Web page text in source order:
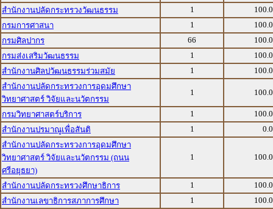
สำนักงานปลัดกระทรวงวัฒนธรรม
1
กรมการศาสนา
1
กรมศิลปากร
66
กรมส่งเสริมวัฒนธรรม
1
สำนักงานศิลปวัฒนธรรมร่วมสมัย
1
สำนักงานปลัดกระทรวงการอุดมศึกษา
วิทยาศาสตร์ วิจัยและนวัตกรรม
1
กรมวิทยาศาสตร์บริการ 1
สำนักงานปรมาณูเพื่อสันติ
1
สำนักงานปลัดกระทรวงการอุดมศึกษา
วิทยาศาสตร์ วิจัยและนวัตกรรม (ถนน
ศรีอยุธยา)
1
สำนักงานปลัดกระทรวงศึกษาธิการ 1
สำนักงานเลขาธิการสภาการศึกษา
1